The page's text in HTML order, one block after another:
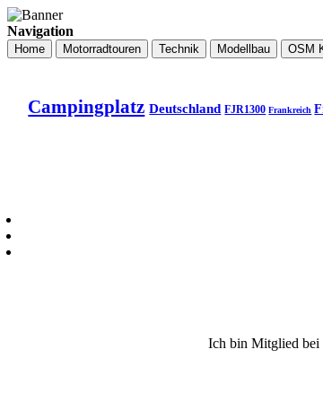
Navigation
Home Motorradtouren Technik Modellbau OSM
Campingplatz Deutschland FJR1300 Frankreich
Ich bin Mitglied bei